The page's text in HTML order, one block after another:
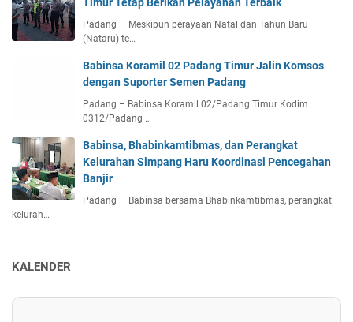
Padang — Meskipun perayaan Natal dan Tahun Baru
(Nataru) te…
Babinsa Koramil 02 Padang Timur Jalin Komsos
dengan Suporter Semen Padang
Padang – Babinsa Koramil 02/Padang Timur Kodim
0312/Padang …
Babinsa, Bhabinkamtibmas, dan Perangkat
Kelurahan Simpang Haru Koordinasi Pencegahan
Banjir
Padang — Babinsa bersama Bhabinkamtibmas, perangkat
kelurah…
KALENDER